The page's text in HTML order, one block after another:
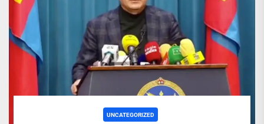
UNCATEGORIZED